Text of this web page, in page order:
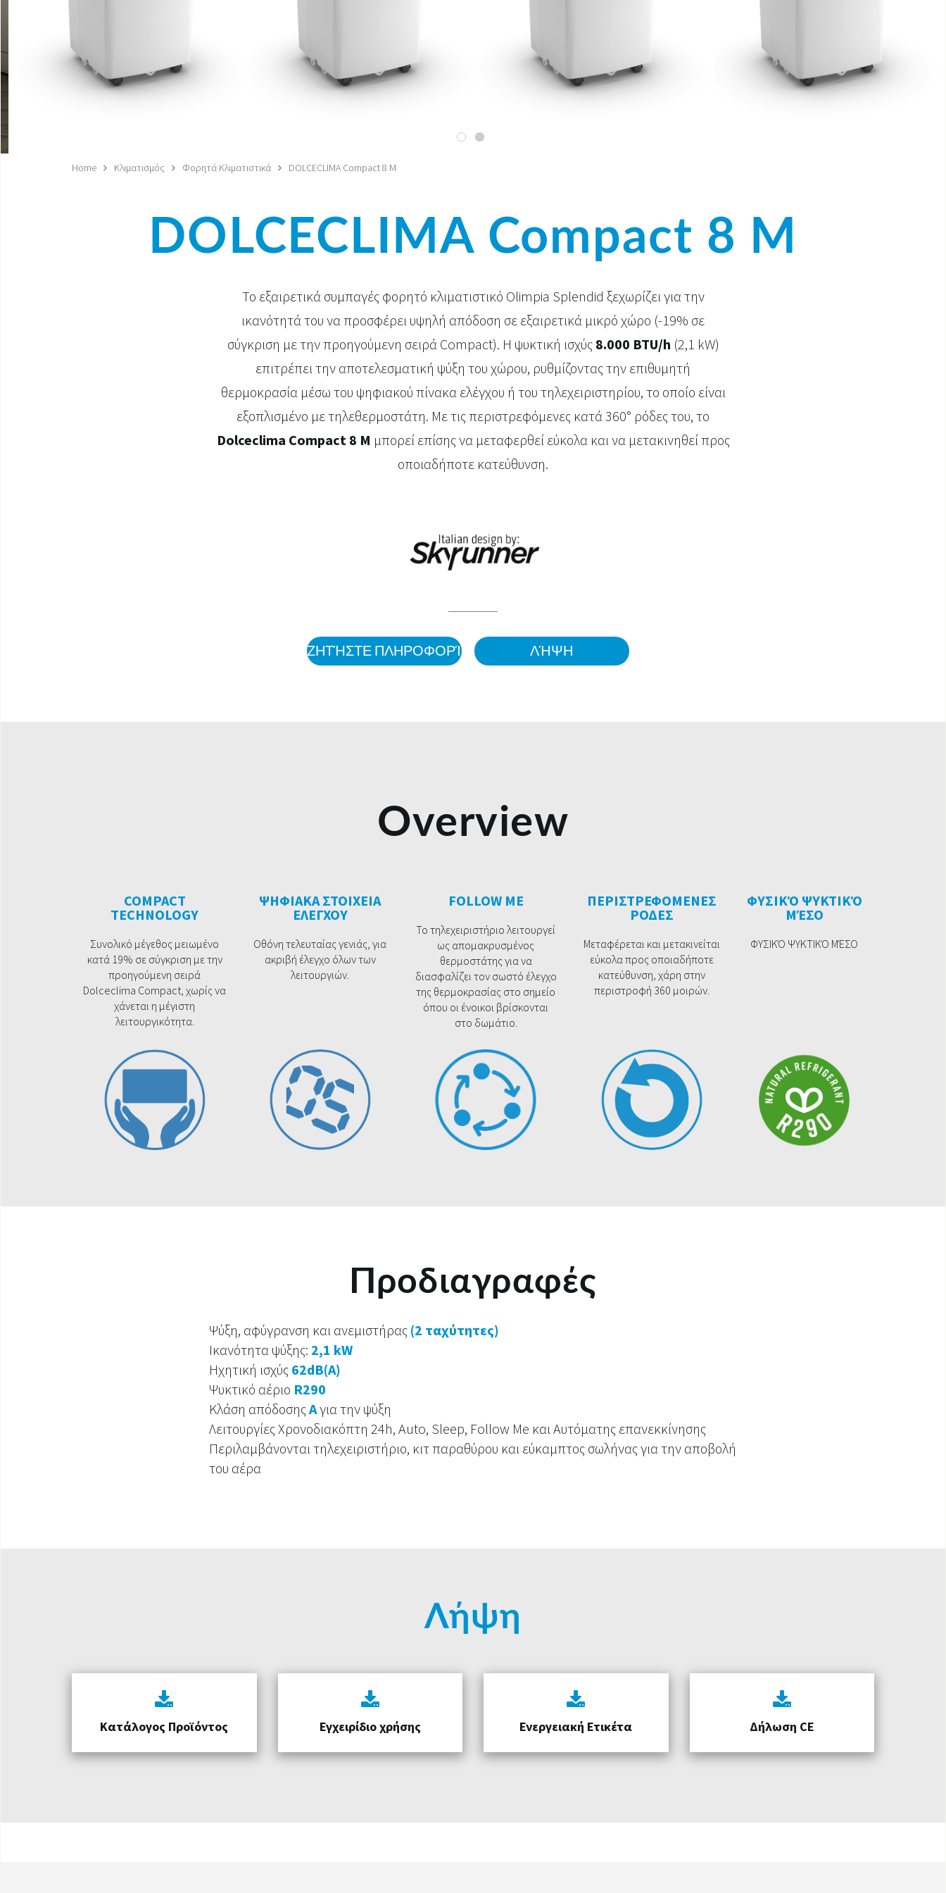
Home Κλιματισμός Φορητά Κλιματιστικά DOLCECLIMA Compact 8 M
DOLCECLIMA Compact 8 M
Το εξαιρετικά συμπαγές φορητό κλιματιστικό Olimpia Splendid ξεχωρίζει για την
ικανότητά του να προσφέρει υψηλή απόδοση σε εξαιρετικά μικρό χώρο (-19% σε
σύγκριση με την προηγούμενη σειρά Compact). Η ψυκτική ισχύς 8.000 BTU/h (2,1 kW)
επιτρέπει την αποτελεσματική ψύξη του χώρου, ρυθμίζοντας την επιθυμητή
θερμοκρασία μέσω του ψηφιακού πίνακα ελέγχου ή του τηλεχειριστηρίου, το οποίο είναι
εξοπλισμένο με τηλεθερμοστάτη. Με τις περιστρεφόμενες κατά 360° ρόδες του, το
Dolceclima Compact 8 M μπορεί επίσης να μεταφερθεί εύκολα και να μετακινηθεί προς
οποιαδήποτε κατεύθυνση.
ΖΗΤΉΣΤΕ ΠΛΗΡΟΦΟΡΊΕΣ ΛΉΨΗ
Overview
COMPACT
TECHNOLOGY
Συνολικό μέγεθος μειωμένο
κατά 19% σε σύγκριση με την
προηγούμενη σειρά
Dolceclima Compact, χωρίς να
χάνεται η μέγιστη
λειτουργικότητα.
ΨΗΦΙΑΚΑ ΣΤΟΙΧΕΙΑ
ΕΛΕΓΧΟΥ
Οθόνη τελευταίας γενιάς, για
ακριβή έλεγχο όλων των
λειτουργιών.
FOLLOW ME
Το τηλεχειριστήριο λειτουργεί
ως απομακρυσμένος
θερμοστάτης για να
διασφαλίζει τον σωστό έλεγχο
της θερμοκρασίας στο σημείο
όπου οι ένοικοι βρίσκονται
στο δωμάτιο.
ΠΕΡΙΣΤΡΕΦΟΜΕΝΕΣ
ΡΟΔΕΣ
Μεταφέρεται και μετακινείται
εύκολα προς οποιαδήποτε
κατεύθυνση, χάρη στην
περιστροφή 360 μοιρών.
ΦΥΣΙΚΌ ΨΥΚΤΙΚΌ
ΜΈΣΟ
ΦΥΣΙΚΌ ΨΥΚΤΙΚΌ ΜΈΣΟ
Προδιαγραφές
Ψύξη, αφύγρανση και ανεμιστήρας (2 ταχύτητες)
Ικανότητα ψύξης: 2,1 kW
Ηχητική ισχύς 62dB(A)
Ψυκτικό αέριο R290
Κλάση απόδοσηςAγια την ψύξη
Λειτουργίες Χρονοδιακόπτη 24h, Auto, Sleep, Follow Me και Αυτόματης επανεκκίνησης
Περιλαμβάνονται τηλεχειριστήριο, κιτ παραθύρου και εύκαμπτος σωλήνας για την αποβολή
του αέρα
Λήψη
Κατάλογος Προϊόντος Εγχειρίδιο χρήσης Ενεργειακή Ετικέτα Δήλωση CE